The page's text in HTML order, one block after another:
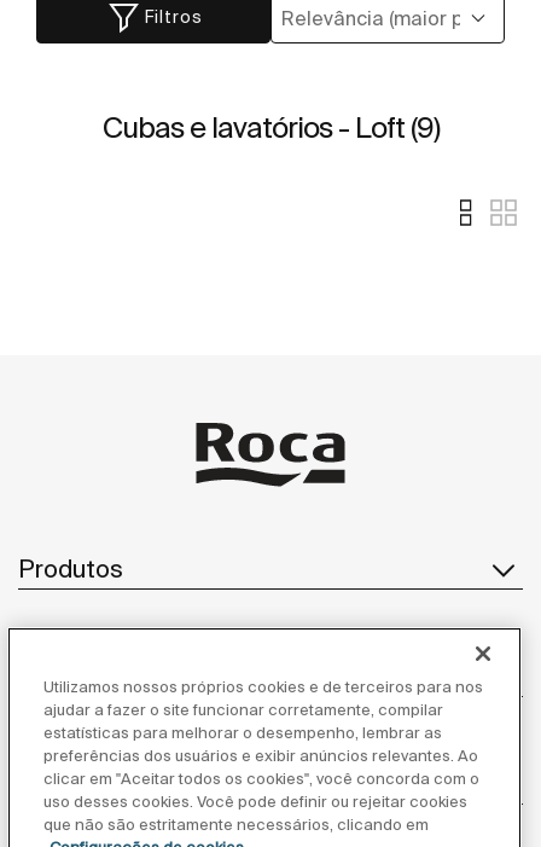
Filtros
Cubas e lavatórios - Loft (9)
Produtos
Atendimento ao cliente
Sobre nós
Utilizamos nossos próprios cookies e de terceiros para nos
ajudar a fazer o site funcionar corretamente, compilar
estatísticas para melhorar o desempenho, lembrar as
preferências dos usuários e exibir anúncios relevantes. Ao
clicar em "Aceitar todos os cookies", você concorda com o
uso desses cookies. Você pode definir ou rejeitar cookies
que não são estritamente necessários, clicando em